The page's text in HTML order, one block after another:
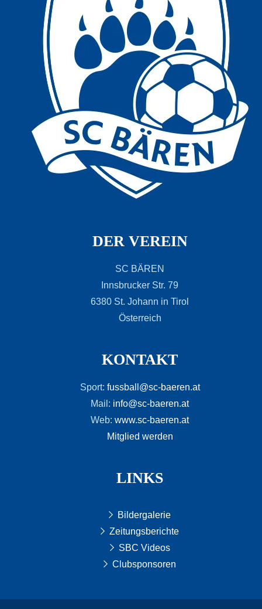
DER VEREIN
SC BÄREN
Innsbrucker Str. 79
6380 St. Johann in Tirol
Österreich
KONTAKT
Sport: fussball@sc-baeren.at
Mail: info@sc-baeren.at
Web: www.sc-baeren.at
Mitglied werden
LINKS
Bildergalerie
Zeitungsberichte
SBC Videos
Clubsponsoren